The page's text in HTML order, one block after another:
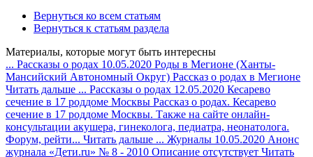
Вернуться ко всем статьям
Вернуться к статьям раздела
Материалы, которые могут быть интересны
... Рассказы о родах 10.05.2020 Роды в Мегионе (Ханты-
Мансийский Автономный Округ) Рассказ о родах в Мегионе
Читать дальше ... Рассказы о родах 12.05.2020 Кесарево
сечение в 17 роддоме Москвы Рассказ о родах. Кесарево
сечение в 17 роддоме Москвы. Также на сайте онлайн-
консультации акушера, гинеколога, педиатра, неонатолога.
Форум, рейти... Читать дальше ... Журналы 10.05.2020 Анонс
журнала «Дети.ru» № 8 - 2010 Описание отсутствует Читать